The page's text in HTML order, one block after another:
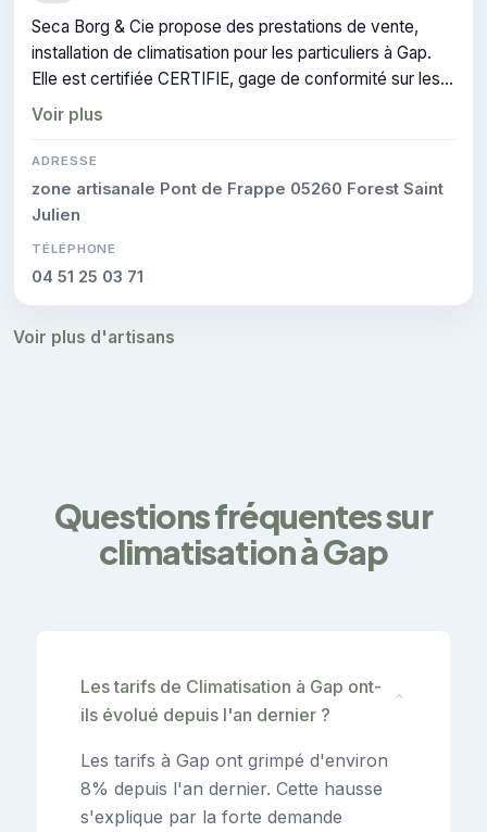
Seca Borg & Cie propose des prestations de vente,
installation de climatisation pour les particuliers à Gap.
Elle est certifiée CERTIFIE, gage de conformité sur les
interventions réalisées.
Voir plus
ADRESSE
zone artisanale Pont de Frappe 05260 Forest Saint
Julien
TÉLÉPHONE
04 51 25 03 71
Voir plus d'artisans
Questions fréquentes sur
climatisation à Gap
Les tarifs de Climatisation à Gap ont-
ils évolué depuis l'an dernier ?
⌄
Les tarifs à Gap ont grimpé d'environ
8% depuis l'an dernier. Cette hausse
s'explique par la forte demande